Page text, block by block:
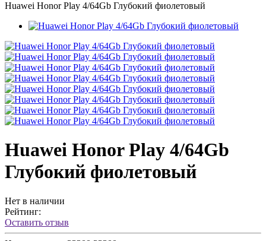
Huawei Honor Play 4/64Gb Глубокий фиолетовый
Huawei Honor Play 4/64Gb
Глубокий фиолетовый
Нет в наличии
Рейтинг:
Оставить отзыв